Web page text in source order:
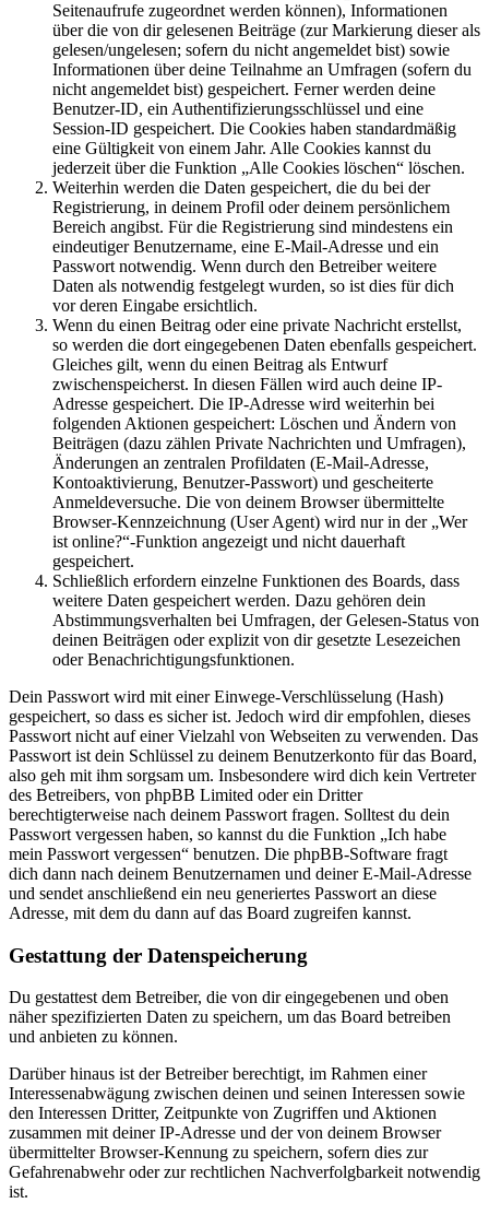
Seitenaufrufe zugeordnet werden können), Informationen
über die von dir gelesenen Beiträge (zur Markierung dieser als
gelesen/ungelesen; sofern du nicht angemeldet bist) sowie
Informationen über deine Teilnahme an Umfragen (sofern du
nicht angemeldet bist) gespeichert. Ferner werden deine
Benutzer-ID, ein Authentifizierungsschlüssel und eine
Session-ID gespeichert. Die Cookies haben standardmäßig
eine Gültigkeit von einem Jahr. Alle Cookies kannst du
jederzeit über die Funktion „Alle Cookies löschen“ löschen.
Weiterhin werden die Daten gespeichert, die du bei der
Registrierung, in deinem Profil oder deinem persönlichem
Bereich angibst. Für die Registrierung sind mindestens ein
eindeutiger Benutzername, eine E-Mail-Adresse und ein
Passwort notwendig. Wenn durch den Betreiber weitere
Daten als notwendig festgelegt wurden, so ist dies für dich
vor deren Eingabe ersichtlich.
Wenn du einen Beitrag oder eine private Nachricht erstellst,
so werden die dort eingegebenen Daten ebenfalls gespeichert.
Gleiches gilt, wenn du einen Beitrag als Entwurf
zwischenspeicherst. In diesen Fällen wird auch deine IP-
Adresse gespeichert. Die IP-Adresse wird weiterhin bei
folgenden Aktionen gespeichert: Löschen und Ändern von
Beiträgen (dazu zählen Private Nachrichten und Umfragen),
Änderungen an zentralen Profildaten (E-Mail-Adresse,
Kontoaktivierung, Benutzer-Passwort) und gescheiterte
Anmeldeversuche. Die von deinem Browser übermittelte
Browser-Kennzeichnung (User Agent) wird nur in der „Wer
ist online?“-Funktion angezeigt und nicht dauerhaft
gespeichert.
Schließlich erfordern einzelne Funktionen des Boards, dass
weitere Daten gespeichert werden. Dazu gehören dein
Abstimmungsverhalten bei Umfragen, der Gelesen-Status von
deinen Beiträgen oder explizit von dir gesetzte Lesezeichen
oder Benachrichtigungsfunktionen.
Dein Passwort wird mit einer Einwege-Verschlüsselung (Hash)
gespeichert, so dass es sicher ist. Jedoch wird dir empfohlen, dieses
Passwort nicht auf einer Vielzahl von Webseiten zu verwenden. Das
Passwort ist dein Schlüssel zu deinem Benutzerkonto für das Board,
also geh mit ihm sorgsam um. Insbesondere wird dich kein Vertreter
des Betreibers, von phpBB Limited oder ein Dritter
berechtigterweise nach deinem Passwort fragen. Solltest du dein
Passwort vergessen haben, so kannst du die Funktion „Ich habe
mein Passwort vergessen“ benutzen. Die phpBB-Software fragt
dich dann nach deinem Benutzernamen und deiner E-Mail-Adresse
und sendet anschließend ein neu generiertes Passwort an diese
Adresse, mit dem du dann auf das Board zugreifen kannst.
Gestattung der Datenspeicherung
Du gestattest dem Betreiber, die von dir eingegebenen und oben
näher spezifizierten Daten zu speichern, um das Board betreiben
und anbieten zu können.
Darüber hinaus ist der Betreiber berechtigt, im Rahmen einer
Interessenabwägung zwischen deinen und seinen Interessen sowie
den Interessen Dritter, Zeitpunkte von Zugriffen und Aktionen
zusammen mit deiner IP-Adresse und der von deinem Browser
übermittelter Browser-Kennung zu speichern, sofern dies zur
Gefahrenabwehr oder zur rechtlichen Nachverfolgbarkeit notwendig
ist.